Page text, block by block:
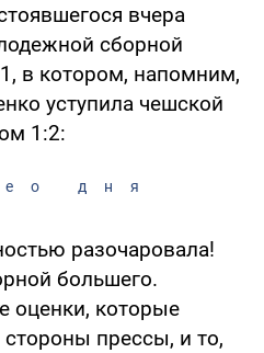
вчера
сборной
в котором, напомним,
уступила чешской
1:2:
дня
разочаровала!
большего.
оценки, которые
прессы, и то,